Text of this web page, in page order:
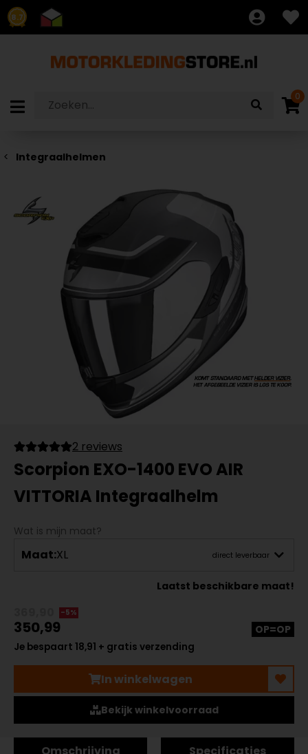
8.7
0
Integraalhelmen
2 reviews
Scorpion EXO-1400 EVO AIR
VITTORIA Integraalhelm
Wat is mijn maat?
Maat:XL direct leverbaar
Laatst beschikbare maat!
-5%
350,99
Je bespaart 18,91 + gratis verzending
OP=OP
In winkelwagen
Bekijk winkelvoorraad